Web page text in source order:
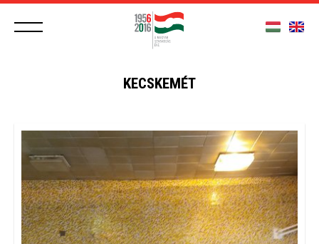
KECSKEMÉT